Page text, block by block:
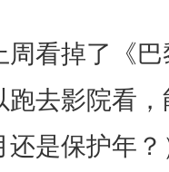
周看掉了《
跑去影院看
还是保护年